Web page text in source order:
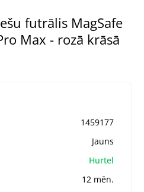
futrālis MagSafe
Max - rozā krāsā
1459177
Jauns
Hurtel
12 mēn.